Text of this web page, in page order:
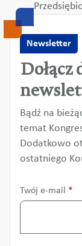
Newsletter
Dołącz
Bądź na
temat
Dodatkowo
ostatniego
Twój e-mail *